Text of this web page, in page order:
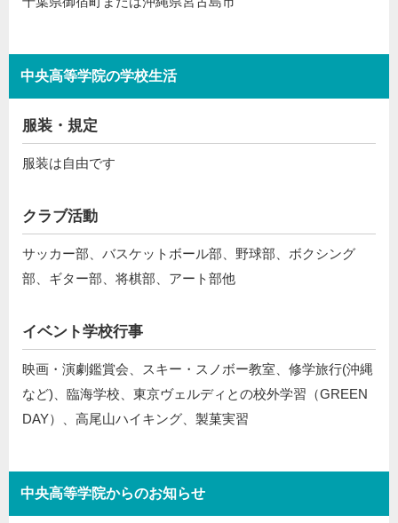
中央高等学院の学校生活
服装・規定
服装は自由です
クラブ活動
サッカー部、バスケットボール部、野球部、ボクシング
部、ギター部、将棋部、アート部他
イベント学校行事
映画・演劇鑑賞会、スキー・スノボー教室、修学旅行(沖縄
など)、臨海学校、東京ヴェルディとの校外学習（GREEN
DAY）、高尾山ハイキング、製菓実習
中央高等学院からのお知らせ